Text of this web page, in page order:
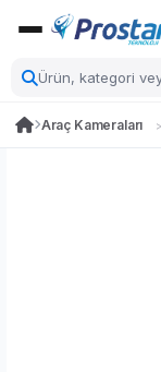
Araç Kameraları